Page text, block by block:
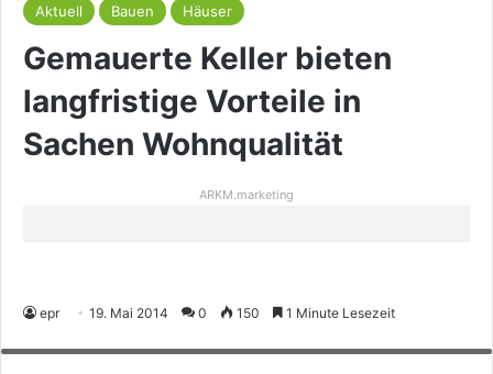
Aktuell Bauen Häuser
Gemauerte Keller bieten
langfristige Vorteile in
Sachen Wohnqualität
ARKM.marketing
epr 19. Mai 2014 0 150 1 Minute Lesezeit
lassen. Das steigert die Wohnqualität erheblich. (Foto: epr/Bundesverband